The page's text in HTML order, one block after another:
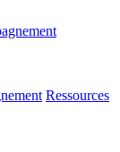
Ressources